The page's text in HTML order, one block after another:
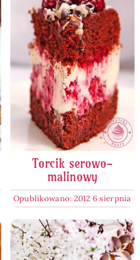
Torcik serowo-
malinowy
Opublikowano: 2012 6 sierpnia